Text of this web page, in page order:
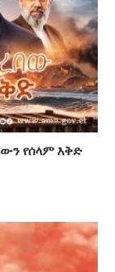
የሰላም እቅድ